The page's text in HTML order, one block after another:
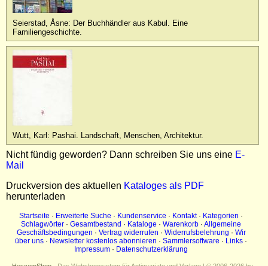
Seierstad, Åsne: Der Buchhändler aus Kabul. Eine
Familiengeschichte.
Wutt, Karl: Pashai. Landschaft, Menschen, Architektur.
Nicht fündig geworden? Dann schreiben Sie uns eine E-
Mail
Druckversion des aktuellen Kataloges als PDF
herunterladen
Startseite · Erweiterte Suche · Kundenservice · Kontakt· Kategorien ·
Schlagwörter · Gesamtbestand · Kataloge · Warenkorb · Allgemeine
Geschäftsbedingungen · Vertrag widerrufen · Widerrufsbelehrung · Wir
über uns · Newsletter kostenlos abonnieren · Sammlersoftware · Links ·
Impressum · Datenschutzerklärung